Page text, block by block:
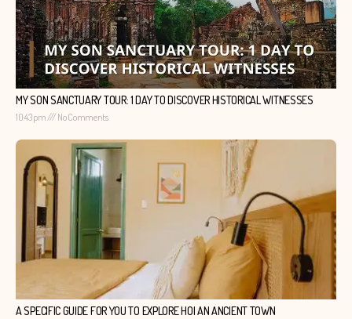
MY SON SANCTUARY TOUR: 1 DAY TO DISCOVER HISTORICAL WITNESSES
10:43 pm No Comments
A SPECIFIC GUIDE FOR YOU TO EXPLORE HOI AN ANCIENT TOWN